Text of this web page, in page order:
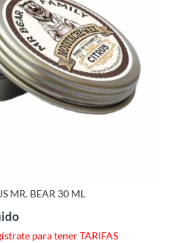
MR. BEAR 30 ML
para tener TARIFAS